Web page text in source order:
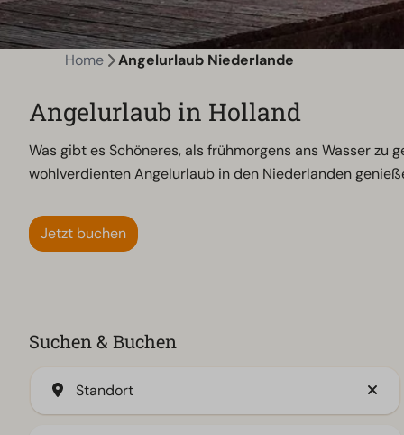
Home Angelurlaub Niederlande
Angelurlaub in Holland
Was gibt es Schöneres, als frühmorgens ans Wasser
wohlverdienten Angelurlaub in den Niederlanden
Jetzt buchen
Suchen & Buchen
Standort